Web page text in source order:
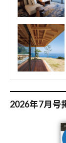
2026年7月号